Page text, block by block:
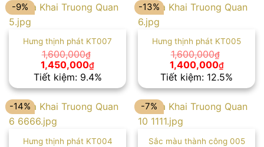
-9%
Hưng thịnh phát KT007
1,600,000₫
Giá
gốc
là:
1,600,000₫.
1,450,000₫Giá
hiện
tại
là:
1,450,000₫.
Tiết kiệm: 9.4%
-13%
Hưng thịnh phát KT005
1,600,000₫
Giá
gốc
là:
1,600,000₫.
1,400,000₫Giá
hiện
tại
là:
Tiết kiệm: 12.5%
-14%
Hưng thịnh phát KT004
-7%
Sắc màu thành công 005